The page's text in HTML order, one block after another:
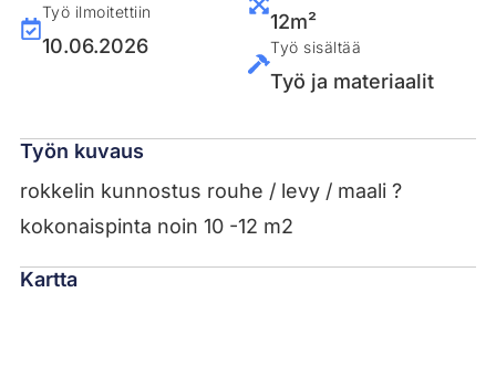
Työ ilmoitettiin
10.06.2026
12m²
Työ sisältää
Työ ja materiaalit
Työn kuvaus
rokkelin kunnostus rouhe / levy / maali ?
kokonaispinta noin 10 -12 m2
Kartta